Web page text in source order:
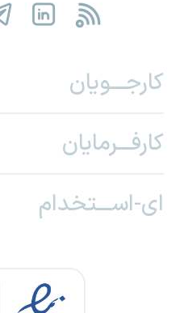
کارجـــویان
کارفـــرمایان
ای-اســـتخدام